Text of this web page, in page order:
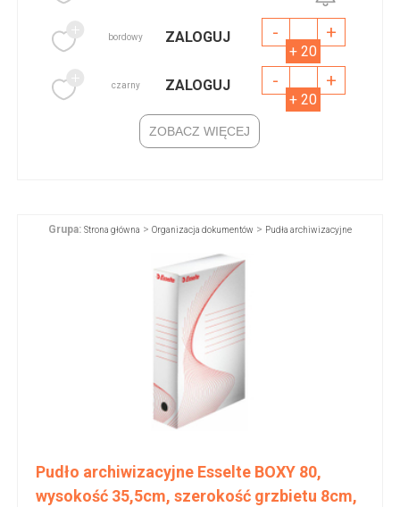
bordowy ZALOGUJ - +
+ 20
czarny ZALOGUJ - +
+ 20
ZOBACZ WIĘCEJ
Grupa: Strona główna > Organizacja dokumentów > Pudła archiwizacyjne
Pudło archiwizacyjne Esselte BOXY 80,
wysokość 35,5cm, szerokość grzbietu 8cm,